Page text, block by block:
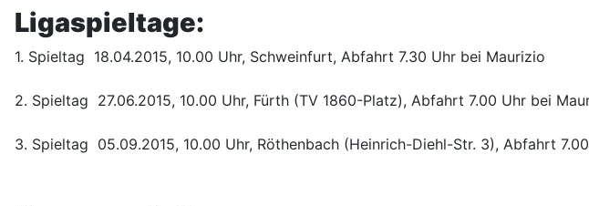
Ligaspieltage:
1. Spieltag 18.04.2015, 10.00 Uhr, Schweinfurt, Abfahrt 7.30 Uhr bei Maurizio
2. Spieltag 27.06.2015, 10.00 Uhr, Fürth (TV 1860-Platz), Abfahrt 7.00 Uhr bei
3. Spieltag 05.09.2015, 10.00 Uhr, Röthenbach (Heinrich-Diehl-Str. 3), Abfahrt